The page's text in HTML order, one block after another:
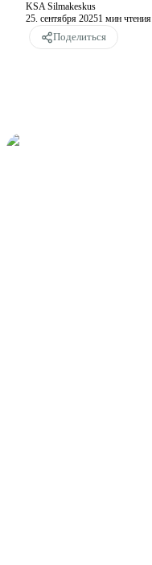
KSA Silmakeskus
25. сентября 20251 мин чтения
Поделиться